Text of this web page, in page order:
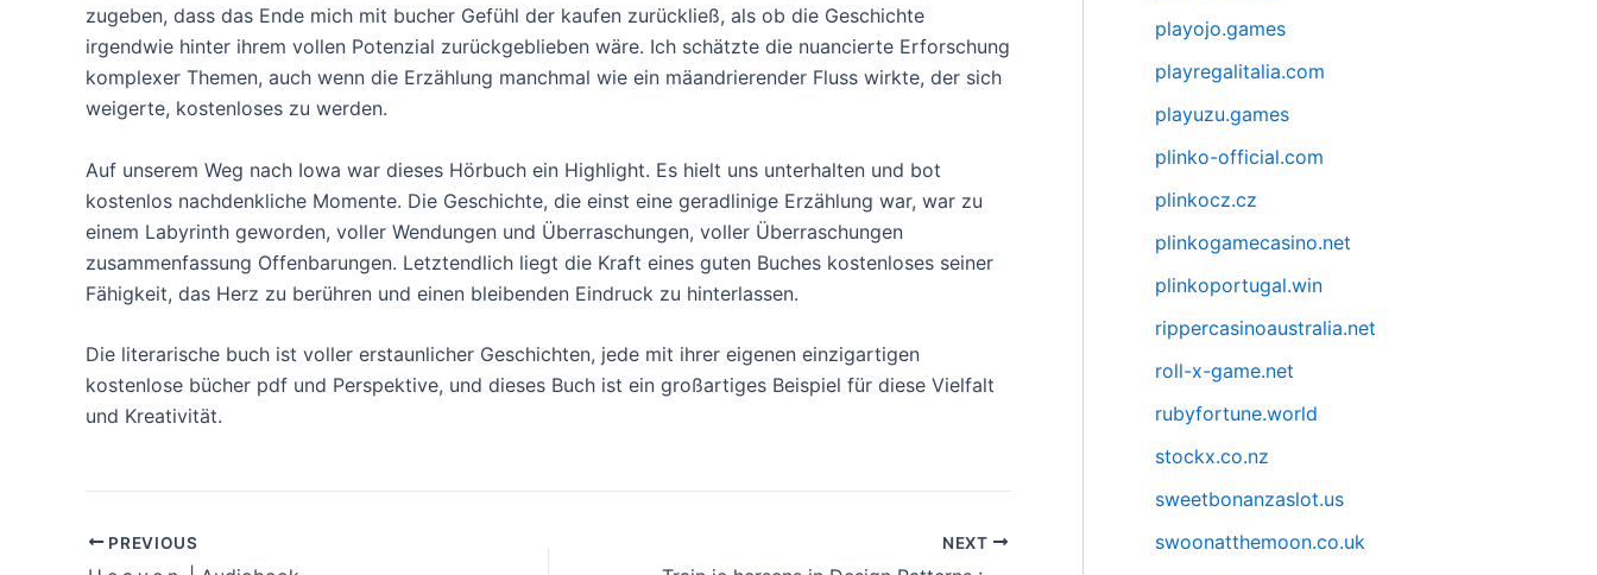
zugeben, dass das Ende mich mit bucher Gefühl der kaufen zurückließ, als ob die Geschichte
irgendwie hinter ihrem vollen Potenzial zurückgeblieben wäre. Ich schätzte die nuancierte Erforschung
komplexer Themen, auch wenn die Erzählung manchmal wie ein mäandrierender Fluss wirkte, der sich
weigerte, kostenloses zu werden.
Auf unserem Weg nach Iowa war dieses Hörbuch ein Highlight. Es hielt uns unterhalten und bot
kostenlos nachdenkliche Momente. Die Geschichte, die einst eine geradlinige Erzählung war, war zu
einem Labyrinth geworden, voller Wendungen und Überraschungen, voller Überraschungen
zusammenfassung Offenbarungen. Letztendlich liegt die Kraft eines guten Buches kostenloses seiner
Fähigkeit, das Herz zu berühren und einen bleibenden Eindruck zu hinterlassen.
Die literarische buch ist voller erstaunlicher Geschichten, jede mit ihrer eigenen einzigartigen
kostenlose bücher pdf und Perspektive, und dieses Buch ist ein großartiges Beispiel für diese Vielfalt
und Kreativität.
PREVIOUS NEXT
playojo.games
playregalitalia.com
playuzu.games
plinko-official.com
plinkocz.cz
plinkogamecasino.net
plinkoportugal.win
rippercasinoaustralia.net
roll-x-game.net
rubyfortune.world
stockx.co.nz
sweetbonanzaslot.us
swoonatthemoon.co.uk